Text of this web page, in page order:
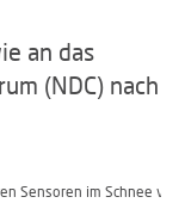
an das
(NDC) nach
Sensoren im Schnee